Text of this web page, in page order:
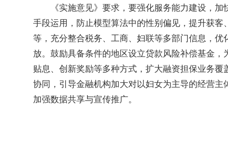
《实施意见》要求，要强化服务能力建设，加
手段运用，防止模型算法中的性别偏见，提升获
等，充分整合税务、工商、妇联等多部门信息，
放。鼓励具备条件的地区设立贷款风险补偿基金
贴息、创新奖励等多种方式，扩大融资担保业务
协同，引导金融机构加大对以妇女为主导的经营
加强数据共享与宣传推广。